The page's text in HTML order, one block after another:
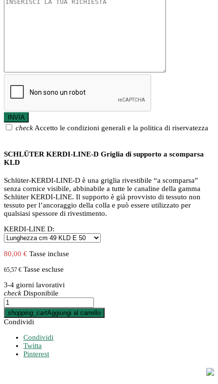
check Accetto le condizioni generali e la politica di riservatezza
SCHLÜTER KERDI-LINE-D Griglia di supporto a scomparsa
KLD
Schlüter-KERDI-LINE-D è una griglia rivestibile “a scomparsa”
senza cornice visibile, abbinabile a tutte le canaline della gamma
Schlüter KERDI-LINE. Il supporto è già provvisto di tessuto non
tessuto per l’ancoraggio della colla e può essere utilizzato per
qualsiasi spessore di rivestimento.
KERDI-LINE D:
80,00 € Tasse incluse
65,57 € Tasse escluse
3-4 giorni lavorativi
check Disponibile
shopping_cartAggiungi al carrello
Condividi
Condividi
Twitta
Pinterest